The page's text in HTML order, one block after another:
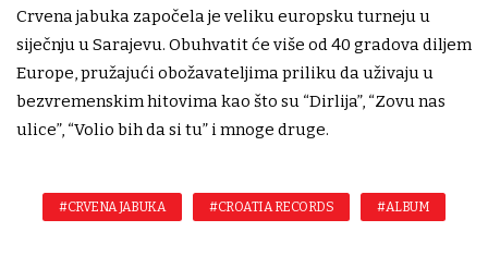
Crvena jabuka započela je veliku europsku turneju u
siječnju u Sarajevu. Obuhvatit će više od 40 gradova diljem
Europe, pružajući obožavateljima priliku da uživaju u
bezvremenskim hitovima kao što su “Dirlija”, “Zovu nas
ulice”, “Volio bih da si tu” i mnoge druge.
#CRVENA JABUKA #CROATIA RECORDS #ALBUM